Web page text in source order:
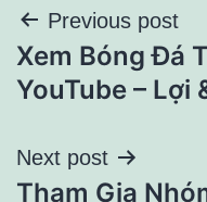
Điều
hướng
viết
Previous post
Xem Bóng Đá
YouTube – Lợi
Next post
Tham Gia